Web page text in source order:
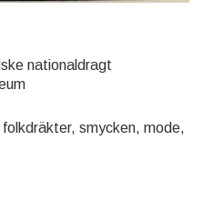
nationaldragt
smycken, mode,